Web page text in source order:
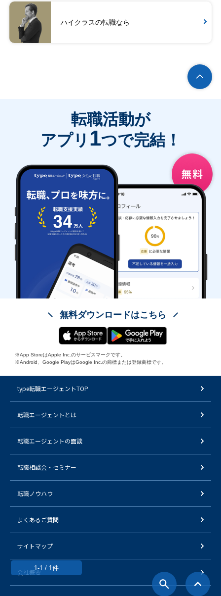
ハイクラスの転職なら
1-1 / 1件
転職活動が
アプリ 1つで完結！
無料ダウンロードはこちら
※App StoreはApple Inc.のサービスマークです。
※Android、Google PlayはGoogle Inc.の商標または登録商標です。
type転職エージェントTOP
転職エージェントとは
転職エージェントの面談
転職相談会・セミナー
転職ノウハウ
よくあるご質問
サイトマップ
会社概要